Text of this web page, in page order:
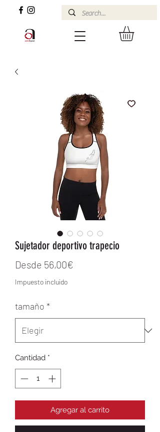
Sujetador deportivo trapecio
Desde 56,00€
Impuesto incluido
tamaño *
Cantidad *
Agregar al carrito